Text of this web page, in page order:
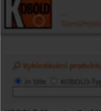
Domù
Vyhledávání
KOBOLD-